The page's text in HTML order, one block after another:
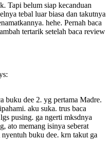
Tapi belum siap kecanduan
tebal luar biasa dan takutnya
hehe. Pernah baca
tertarik setelah baca review
buku dee 2. yg pertama Madre.
aku suka. trus baca
pusing. ga ngerti mksdnya
ato memang isinya seberat
buku dee. krn takut ga